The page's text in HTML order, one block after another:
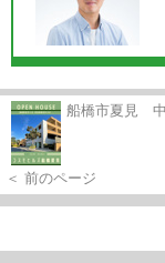
船橋市夏見 中
＜ 前のページ